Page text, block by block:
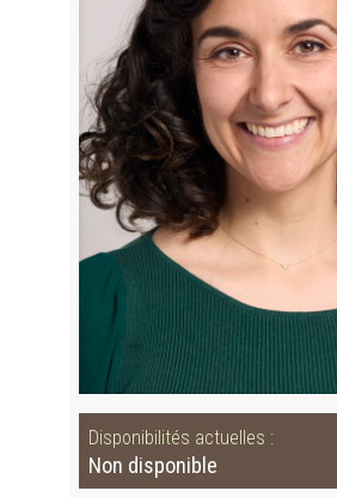
Disponibilités actuelles :
Non disponible